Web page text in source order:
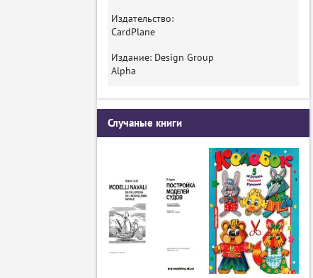
Издательство:
CardPlane
Издание: Design Group
Alpha
Случаные книги